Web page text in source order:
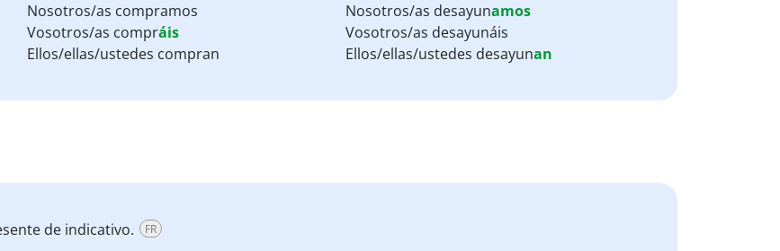
Nosotros/as compramos
Vosotros/as compráis
Ellos/ellas/ustedes compran
Nosotros/as desayunamos
Vosotros/as desayunáis
Ellos/ellas/ustedes desayunan
de indicativo. FR